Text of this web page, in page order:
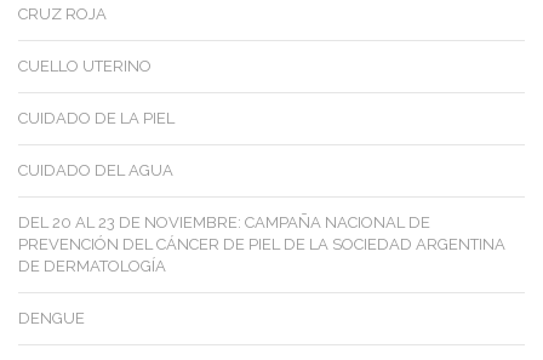
CRUZ ROJA
CUELLO UTERINO
CUIDADO DE LA PIEL
CUIDADO DEL AGUA
DEL 20 AL 23 DE NOVIEMBRE: CAMPAÑA NACIONAL DE
PREVENCIÓN DEL CÁNCER DE PIEL DE LA SOCIEDAD ARGENTINA
DE DERMATOLOGÍA
DENGUE